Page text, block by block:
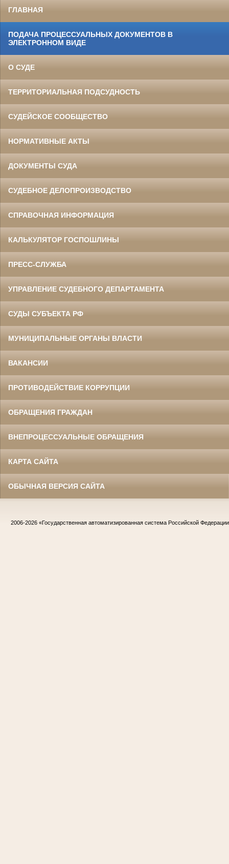
ГЛАВНАЯ
ПОДАЧА ПРОЦЕССУАЛЬНЫХ ДОКУМЕНТОВ В
ЭЛЕКТРОННОМ ВИДЕ
О СУДЕ
ТЕРРИТОРИАЛЬНАЯ ПОДСУДНОСТЬ
СУДЕЙСКОЕ СООБЩЕСТВО
НОРМАТИВНЫЕ АКТЫ
ДОКУМЕНТЫ СУДА
СУДЕБНОЕ ДЕЛОПРОИЗВОДСТВО
СПРАВОЧНАЯ ИНФОРМАЦИЯ
КАЛЬКУЛЯТОР ГОСПОШЛИНЫ
ПРЕСС-СЛУЖБА
УПРАВЛЕНИЕ СУДЕБНОГО ДЕПАРТАМЕНТА
СУДЫ СУБЪЕКТА РФ
МУНИЦИПАЛЬНЫЕ ОРГАНЫ ВЛАСТИ
ВАКАНСИИ
ПРОТИВОДЕЙСТВИЕ КОРРУПЦИИ
ОБРАЩЕНИЯ ГРАЖДАН
ВНЕПРОЦЕССУАЛЬНЫЕ ОБРАЩЕНИЯ
КАРТА САЙТА
ОБЫЧНАЯ ВЕРСИЯ САЙТА
2006-2026 «Государственная автоматизированная система Российской